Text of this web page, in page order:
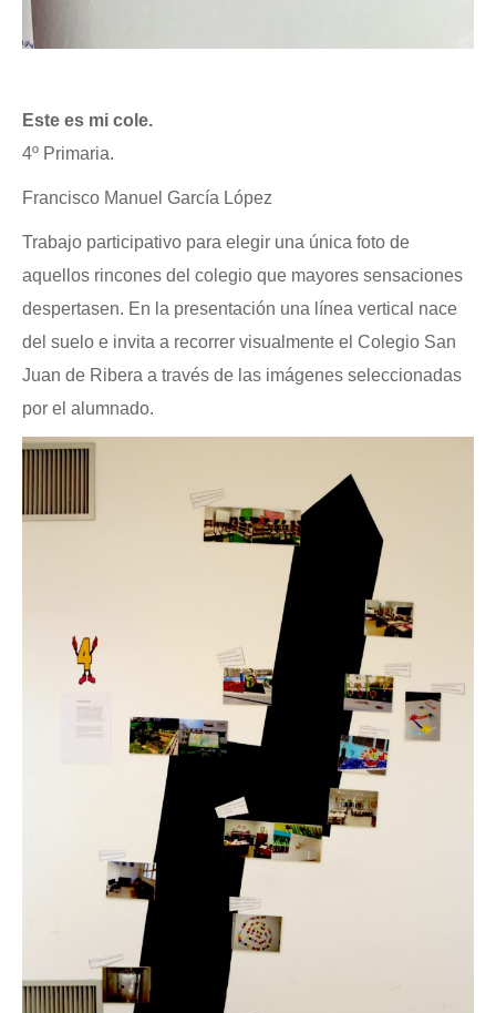
Este es mi cole.
4º Primaria.
Francisco Manuel García López
Trabajo participativo para elegir una única foto de
aquellos rincones del colegio que mayores sensaciones
despertasen. En la presentación una línea vertical nace
del suelo e invita a recorrer visualmente el Colegio San
Juan de Ribera a través de las imágenes seleccionadas
por el alumnado.